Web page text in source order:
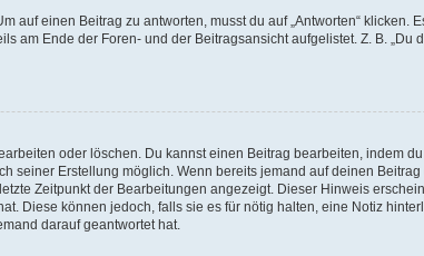
auf einen Beitrag zu antworten, musst du auf „Antworten“ klicken.
Ende der Foren- und der Beitragsansicht aufgelistet. Z. B. „Du
oder löschen. Du kannst einen Beitrag bearbeiten, indem
seiner Erstellung möglich. Wenn bereits jemand auf deinen
Zeitpunkt der Bearbeitungen angezeigt. Dieser Hinweis
Diese können jedoch, falls sie es für nötig halten, eine Notiz
darauf geantwortet hat.